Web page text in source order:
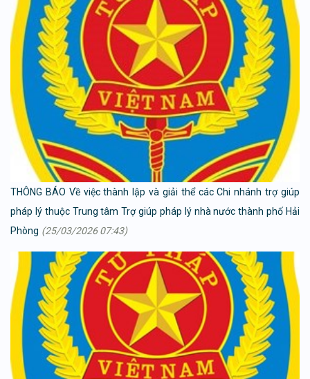
THÔNG BÁO Về việc thành lập và giải thể các Chi nhánh trợ giúp
pháp lý thuộc Trung tâm Trợ giúp pháp lý nhà nước thành phố Hải
Phòng (25/03/2026 07:43)